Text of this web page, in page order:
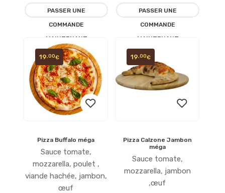
PASSER UNE
COMMANDE
MAINTENANT
PASSER UNE
COMMANDE
MAINTENANT
Ajouter
à la
Pizza Buffalo méga
Sauce tomate,
mozzarella, poulet ,
viande hachée, jambon,
œuf
19 ,00€
Ajouter
à la
Pizza Calzone Jambon
méga
Sauce tomate,
mozzarella, jambon
,œuf
19 ,00€